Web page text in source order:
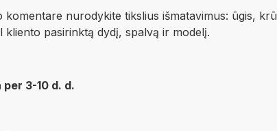
komentare nurodykite tikslius išmatavimus: ūgis,
kliento pasirinktą dydį, spalvą ir modelį.
3-10 d. d.